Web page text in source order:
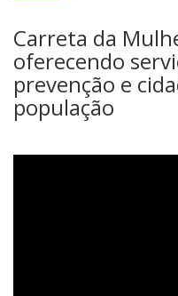
Carreta da
oferecendo
prevenção e
população